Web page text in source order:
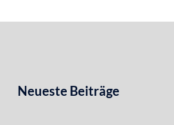
Neueste Beiträge